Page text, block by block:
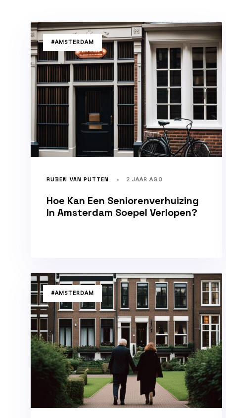
TAGS#AMSTERDAM
RUBEN VAN PUTTEN 2 JAAR AGO
Hoe Kan Een Seniorenverhuizing
In Amsterdam Soepel Verlopen?
TAGS#AMSTERDAM